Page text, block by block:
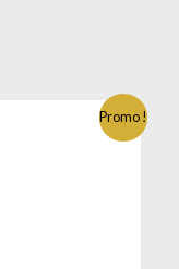
Promo !